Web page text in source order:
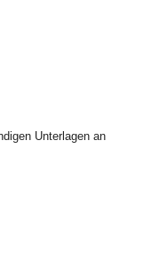
Unterlagen an